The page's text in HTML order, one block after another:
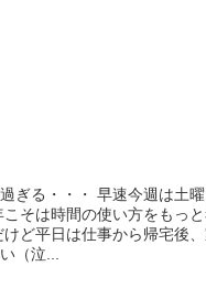
ぎる・・・ 早速今週は土
そは時間の使い方をもっ
ど平日は仕事から帰宅後
（泣...